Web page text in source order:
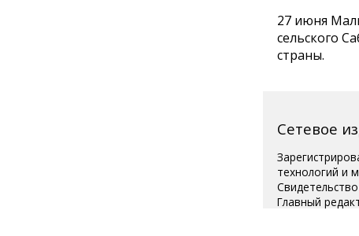
27 июня
сельского
страны.
Сетевое
технологий и
Главный